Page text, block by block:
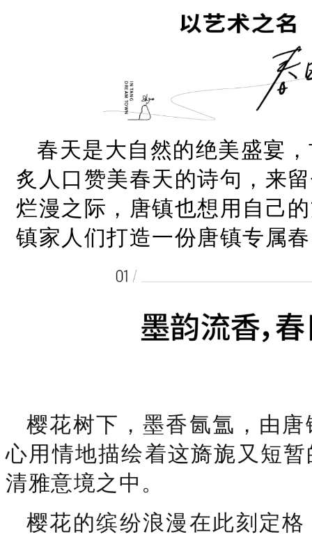
春天是大自然的绝美盛宴
炙人口赞美春天的诗句，来
烂漫之际，唐镇也想用自己
镇家人们打造一份唐镇专属
樱花树下，墨香氤氲，由
心用情地描绘着这旖旎又短
清雅意境之中。
樱花的缤纷浪漫在此刻定